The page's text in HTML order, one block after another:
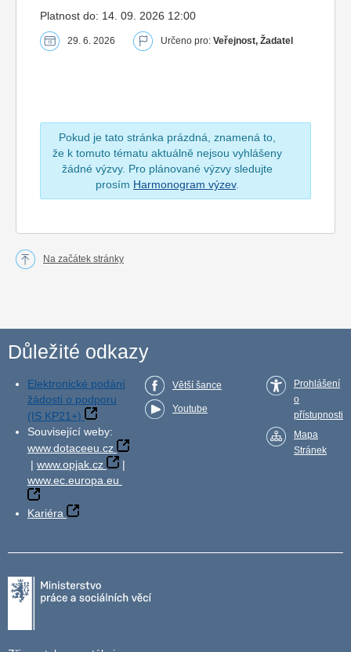
Platnost do: 14. 09. 2026 12:00
29. 6. 2026 Určeno pro: Veřejnost, Žadatel
Pokud je tato stránka prázdná, znamená to,
že k tomuto tématu aktuálně nejsou vyhlášeny
žádné výzvy. Pro plánované výzvy sledujte
prosím Harmonogram výzev.
Na začátek stránky
Důležité odkazy
Elektronické podání
žádosti o podporu
(IS KP21+)
Související weby:
www.dotaceeu.cz
| www.opjak.cz
|
www.ec.europa.eu
Kariéra
Větší šance
Youtube
Prohlášení
o
přístupnosti
Mapa
Stránek